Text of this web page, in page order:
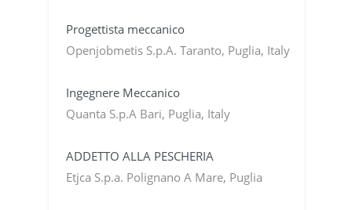
Progettista meccanico
Openjobmetis S.p.A. Taranto, Puglia, Italy
Ingegnere Meccanico
Quanta S.p.A Bari, Puglia, Italy
ADDETTO ALLA PESCHERIA
Etjca S.p.a. Polignano A Mare, Puglia